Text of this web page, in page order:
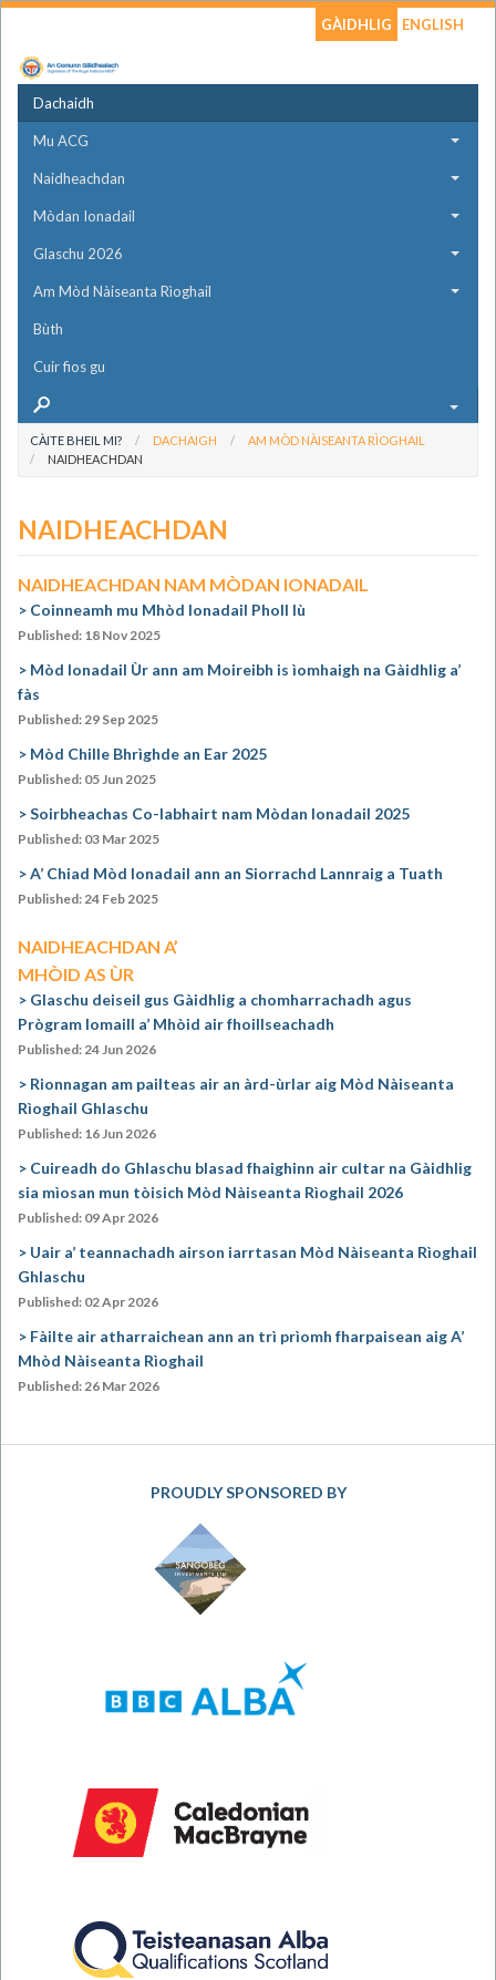
GÀIDHLIG ENGLISH
Dachaidh
Mu ACG
Naidheachdan
Mòdan Ionadail
Glaschu 2026
Am Mòd Nàiseanta Rìoghail
Bùth
Cuir fios gu
CÀITE BHEIL MI? DACHAIGH
AM MÒD NÀISEANTA RÌOGHAIL
NAIDHEACHDAN
NAIDHEACHDAN
NAIDHEACHDAN NAM MÒDAN IONADAIL
Coinneamh mu Mhòd Ionadail Pholl Iù
Published: 18 Nov 2025
Mòd Ionadail Ùr ann am Moireibh is ìomhaigh na Gàidhlig a’
fàs
Published: 29 Sep 2025
Mòd Chille Bhrìghde an Ear 2025
Published: 05 Jun 2025
Soirbheachas Co-labhairt nam Mòdan Ionadail 2025
Published: 03 Mar 2025
A’ Chiad Mòd Ionadail ann an Siorrachd Lannraig a Tuath
Published: 24 Feb 2025
NAIDHEACHDAN A’
MHÒID AS ÙR
Glaschu deiseil gus Gàidhlig a chomharrachadh agus
Prògram Iomaill a’ Mhòid air fhoillseachadh
Published: 24 Jun 2026
Rionnagan am pailteas air an àrd-ùrlar aig Mòd Nàiseanta
Rìoghail Ghlaschu
Published: 16 Jun 2026
Cuireadh do Ghlaschu blasad fhaighinn air cultar na Gàidhlig
sia mìosan mun tòisich Mòd Nàiseanta Rìoghail 2026
Published: 09 Apr 2026
Uair a’ teannachadh airson iarrtasan Mòd Nàiseanta Rìoghail
Ghlaschu
Published: 02 Apr 2026
Fàilte air atharraichean ann an trì prìomh fharpaisean aig A’
Mhòd Nàiseanta Rìoghail
Published: 26 Mar 2026
PROUDLY SPONSORED BY